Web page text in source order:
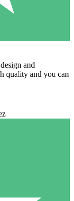
and
quality and you can